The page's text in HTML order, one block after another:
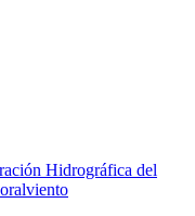
Hidrográfica del
viento